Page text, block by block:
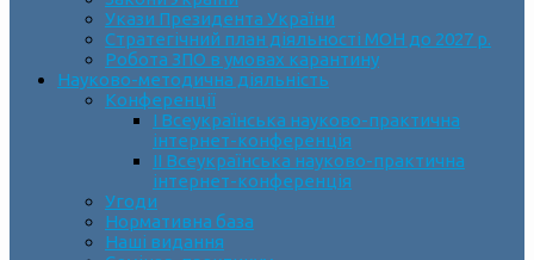
Укази Президента України
Стратегічний план діяльності МОН до 2027 р.
Робота ЗПО в умовах карантину
Науково-методична діяльність
Конференції
І Всеукраїнська науково-практична
інтернет-конференція
ІІ Всеукраїнська науково-практична
інтернет-конференція
Угоди
Нормативна база
Наші видання